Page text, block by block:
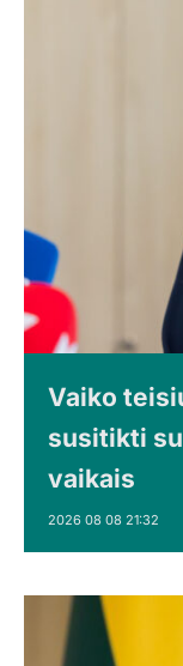
Vaiko
susitikti
vaikais
2026 08 08 21:32